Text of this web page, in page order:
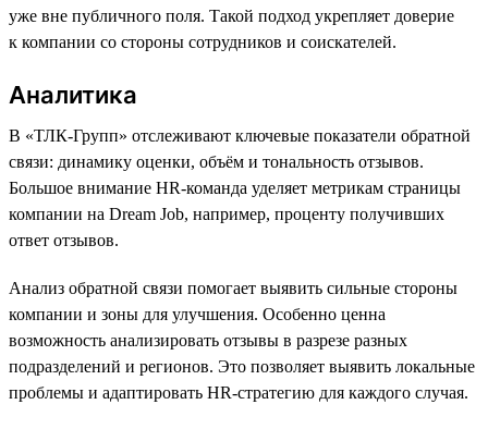
уже вне публичного поля. Такой подход укрепляет доверие
к компании со стороны сотрудников и соискателей.
Аналитика
В «ТЛК-Групп» отслеживают ключевые показатели обратной
связи: динамику оценки, объём и тональность отзывов.
Большое внимание HR-команда уделяет метрикам страницы
компании на Dream Job, например, проценту получивших
ответ отзывов.
Анализ обратной связи помогает выявить сильные стороны
компании и зоны для улучшения. Особенно ценна
возможность анализировать отзывы в разрезе разных
подразделений и регионов. Это позволяет выявить локальные
проблемы и адаптировать HR-стратегию для каждого случая.